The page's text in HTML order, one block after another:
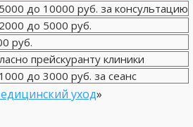
до 10000 руб. за консультацию
до 5000 руб.
руб.
прейскуранту клиники
до 3000 руб. за сеанс
уход»